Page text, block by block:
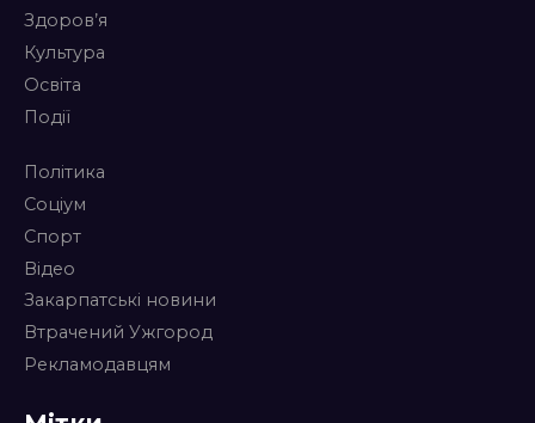
Здоров’я
Культура
Освіта
Події
Політика
Соціум
Спорт
Відео
Закарпатські новини
Втрачений Ужгород
Рекламодавцям